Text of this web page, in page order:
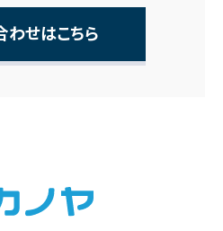
わせはこちら